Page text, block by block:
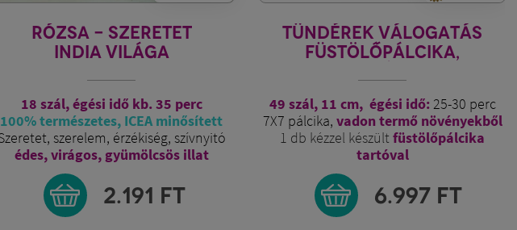
TÜNDÉREK VÁLOGATÁS
FÜSTÖLŐPÁLCIKA,
49 szál, 11 cm, égési idő:25-30 perc
7X7 pálcika,vadon termő növényekből
1 db kézzel készültfüstölőpálcika
tartóval
származási hely: India
6.997FT
INDIAI CITROMFŰ - BENZOÉ
HERBOSENSE
30 szál, égési idő kb. 30 perc
ámbrás, friss, kissé fanyar finom illattal
támogatja a jó hanulatot
100% természetes, ICEA minősített
2.992 FT